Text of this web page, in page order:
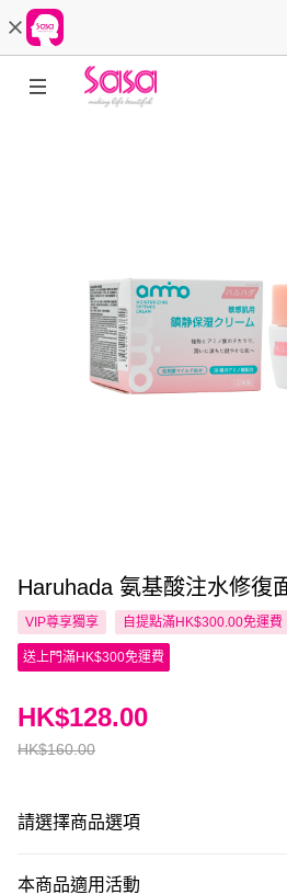
Haruhada 氨基酸注水修復
VIP尊享獨享 自提點滿HK$300.00免運費
送上門滿HK$300免運費
HK$160.00
HK$128.00
請選擇商品選項
本商品適用活動